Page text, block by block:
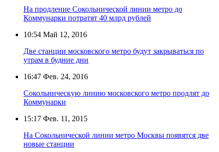
На продление Сокольнической линии метро до
Коммунарки потратят 40 млрд рублей
10:54 Май 12, 2016
Две станции московского метро будут закрываться по
утрам в будние дни
16:47 Фев. 24, 2016
Сокольническую линию московского метро продлят до
Коммунарки
15:17 Фев. 11, 2015
На Сокольнической линии метро Москвы появятся две
новые станции